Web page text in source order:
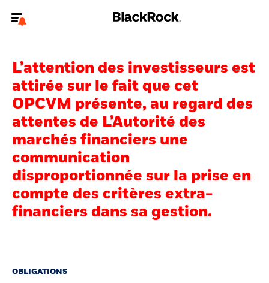
Pour accéder directement à un autre site BlackRock, veuillez mettre à
jourvotre type d'utilisateur
Nous connaître
Produits
Thèmes
Education
France
L’attention des investisseurs est
attirée sur le fait que cet
OPCVM présente, au regard des
attentes de L’Autorité des
marchés financiers une
communication
disproportionnée sur la prise en
compte des critères extra-
financiers dans sa gestion.
OBLIGATIONS